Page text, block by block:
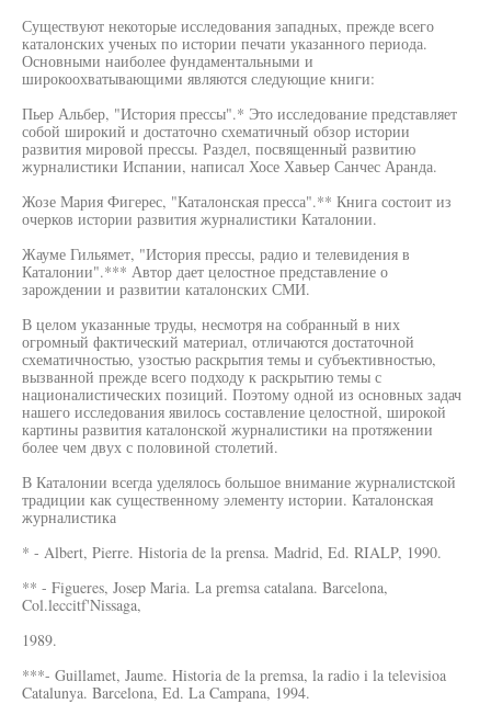
Существуют некоторые исследования западных, прежде всего
каталонских ученых по истории печати указанного периода.
Основными наиболее фундаментальными и
широкоохватывающими являются следующие книги:
Пьер Альбер, "История прессы".* Это исследование представляет
собой широкий и достаточно схематичный обзор истории
развития мировой прессы. Раздел, посвященный развитию
журналистики Испании, написал Хосе Хавьер Санчес Аранда.
Жозе Мария Фигерес, "Каталонская пресса".** Книга состоит из
очерков истории развития журналистики Каталонии.
Жауме Гильямет, "История прессы, радио и телевидения в
Каталонии".*** Автор дает целостное представление о
зарождении и развитии каталонских СМИ.
В целом указанные труды, несмотря на собранный в них
огромный фактический материал, отличаются достаточной
схематичностью, узостью раскрытия темы и субъективностью,
вызванной прежде всего подходу к раскрытию темы с
националистических позиций. Поэтому одной из основных задач
нашего исследования явилось составление целостной, широкой
картины развития каталонской журналистики на протяжении
более чем двух с половиной столетий.
В Каталонии всегда уделялось большое внимание журналистской
традиции как существенному элементу истории. Каталонская
журналистика
* - Albert, Pierre. Historia de la prensa. Madrid, Ed. RIALP, 1990.
** - Figueres, Josep Maria. La premsa catalana. Barcelona,
Col.leccitf'Nissaga,
1989.
***- Guillamet, Jaume. Historia de la premsa, la radio i la televisioa
Catalunya. Barcelona, Ed. La Campana, 1994.